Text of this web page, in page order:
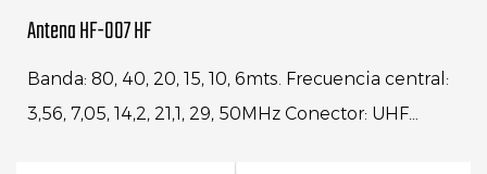
Antena HF-007 HF
Banda: 80, 40, 20, 15, 10, 6mts. Frecuencia central:
3,56, 7,05, 14,2, 21,1, 29, 50MHz Conector: UHF